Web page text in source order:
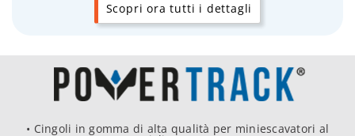
Scopri ora tutti i dettagli
• Cingoli in gomma di alta qualità per miniescavatori al